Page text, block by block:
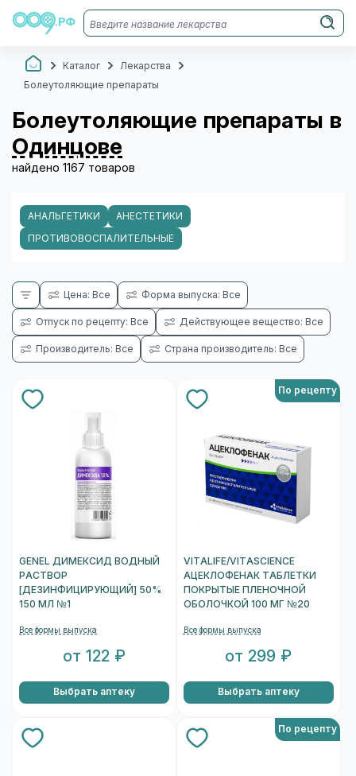
Каталог
Лекарства
Болеутоляющие препараты
Болеутоляющие препараты в
Одинцове
найдено 1167 товаров
АНАЛЬГЕТИКИ
АНЕСТЕТИКИ
ПРОТИВОВОСПАЛИТЕЛЬНЫЕ
Цена: Все Форма выпуска: Все
Отпуск по рецепту: Все Действующее вещество: Все
Производитель: Все Страна производитель: Все
GENEL ДИМЕКСИД ВОДНЫЙ
РАСТВОР
[ДЕЗИНФИЦИРУЮЩИЙ] 50%
150 МЛ №1
Все формы выпуска
от 122 ₽
Выбрать аптеку
По рецепту
VITALIFE/VITASCIENCE
АЦЕКЛОФЕНАК ТАБЛЕТКИ
ПОКРЫТЫЕ ПЛЕНОЧНОЙ
ОБОЛОЧКОЙ 100 МГ №20
Все формы выпуска
от 299 ₽
Выбрать аптеку
По рецепту